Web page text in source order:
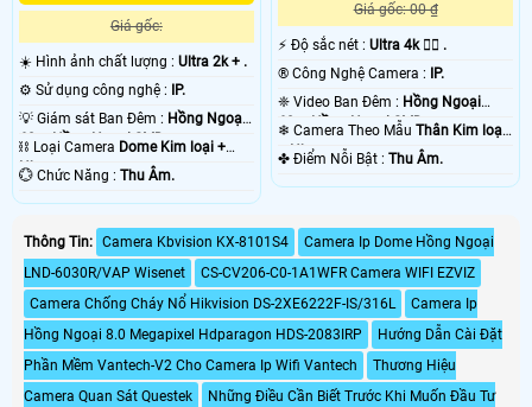
Giá gốc:
☀️ Hình ảnh chất lượng : Ultra 2k + .
⚙ Sử dụng công nghệ :
IP.
💡 Giám sát Ban Đêm : Hồng Ngoại
60m Hồng Ngoại SMD.
⛓ Loại Camera Dome Kim loại +
Nhựa.
️💮 Chức Năng : Thu Âm.
Giá gốc: 00 ₫
️⚡ Độ sắc nét :Ultra 4k 👍🏾 .
®️ Công Nghệ Camera :
IP.
❈ Video Ban Đêm : Hồng Ngoại
60m Hồng Ngoại SMD.
❄ Camera Theo MẫuThân Kim loại
+ Nhựa.
️✤ Điểm Nỗi Bật :Thu Âm.
Thông Tin: Camera Kbvision KX-8101S4
Camera Ip Dome Hồng Ngoại
LND-6030R/VAP Wisenet
CS-CV206-C0-1A1WFR Camera WIFI EZVIZ
Camera Chống Cháy Nổ Hikvision DS-2XE6222F-IS/316L
Camera Ip
Hồng Ngoại 8.0 Megapixel Hdparagon HDS-2083IRP
Hướng Dẫn Cài Đặt
Phần Mềm Vantech-V2 Cho Camera Ip Wifi Vantech
Thương Hiệu
Camera Quan Sát Questek
Những Điều Cần Biết Trước Khi Muốn Đầu Tư